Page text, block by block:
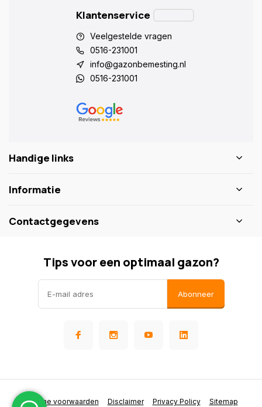
Klantenservice
Veelgestelde vragen
0516-231001
info@gazonbemesting.nl
0516-231001
Handige links
Informatie
Contactgegevens
Tips voor een optimaal gazon?
Abonneer
Algemene voorwaarden Disclaimer Privacy Policy Sitemap